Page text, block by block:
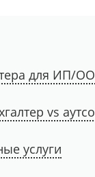
для ИП/
vs
услуги